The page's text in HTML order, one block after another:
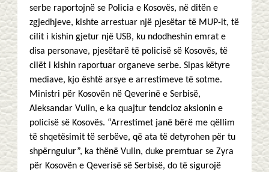
serbe raportojnë se Policia e Kosovës, në ditën e
zgjedhjeve, kishte arrestuar një pjesëtar të MUP-it, të
cilit i kishin gjetur një USB, ku ndodheshin emrat e
disa personave, pjesëtarë të policisë së Kosovës, të
cilët i kishin raportuar organeve serbe. Sipas këtyre
mediave, kjo është arsye e arrestimeve të sotme.
Ministri për Kosovën në Qeverinë e Serbisë,
Aleksandar Vulin, e ka quajtur tendcioz aksionin e
policisë së Kosovës. “Arrestimet janë bërë me qëllim
të shqetësimit të serbëve, që ata të detyrohen për tu
shpërngulur”, ka thënë Vulin, duke premtuar se Zyra
për Kosovën e Qeverisë së Serbisë, do të sigurojë